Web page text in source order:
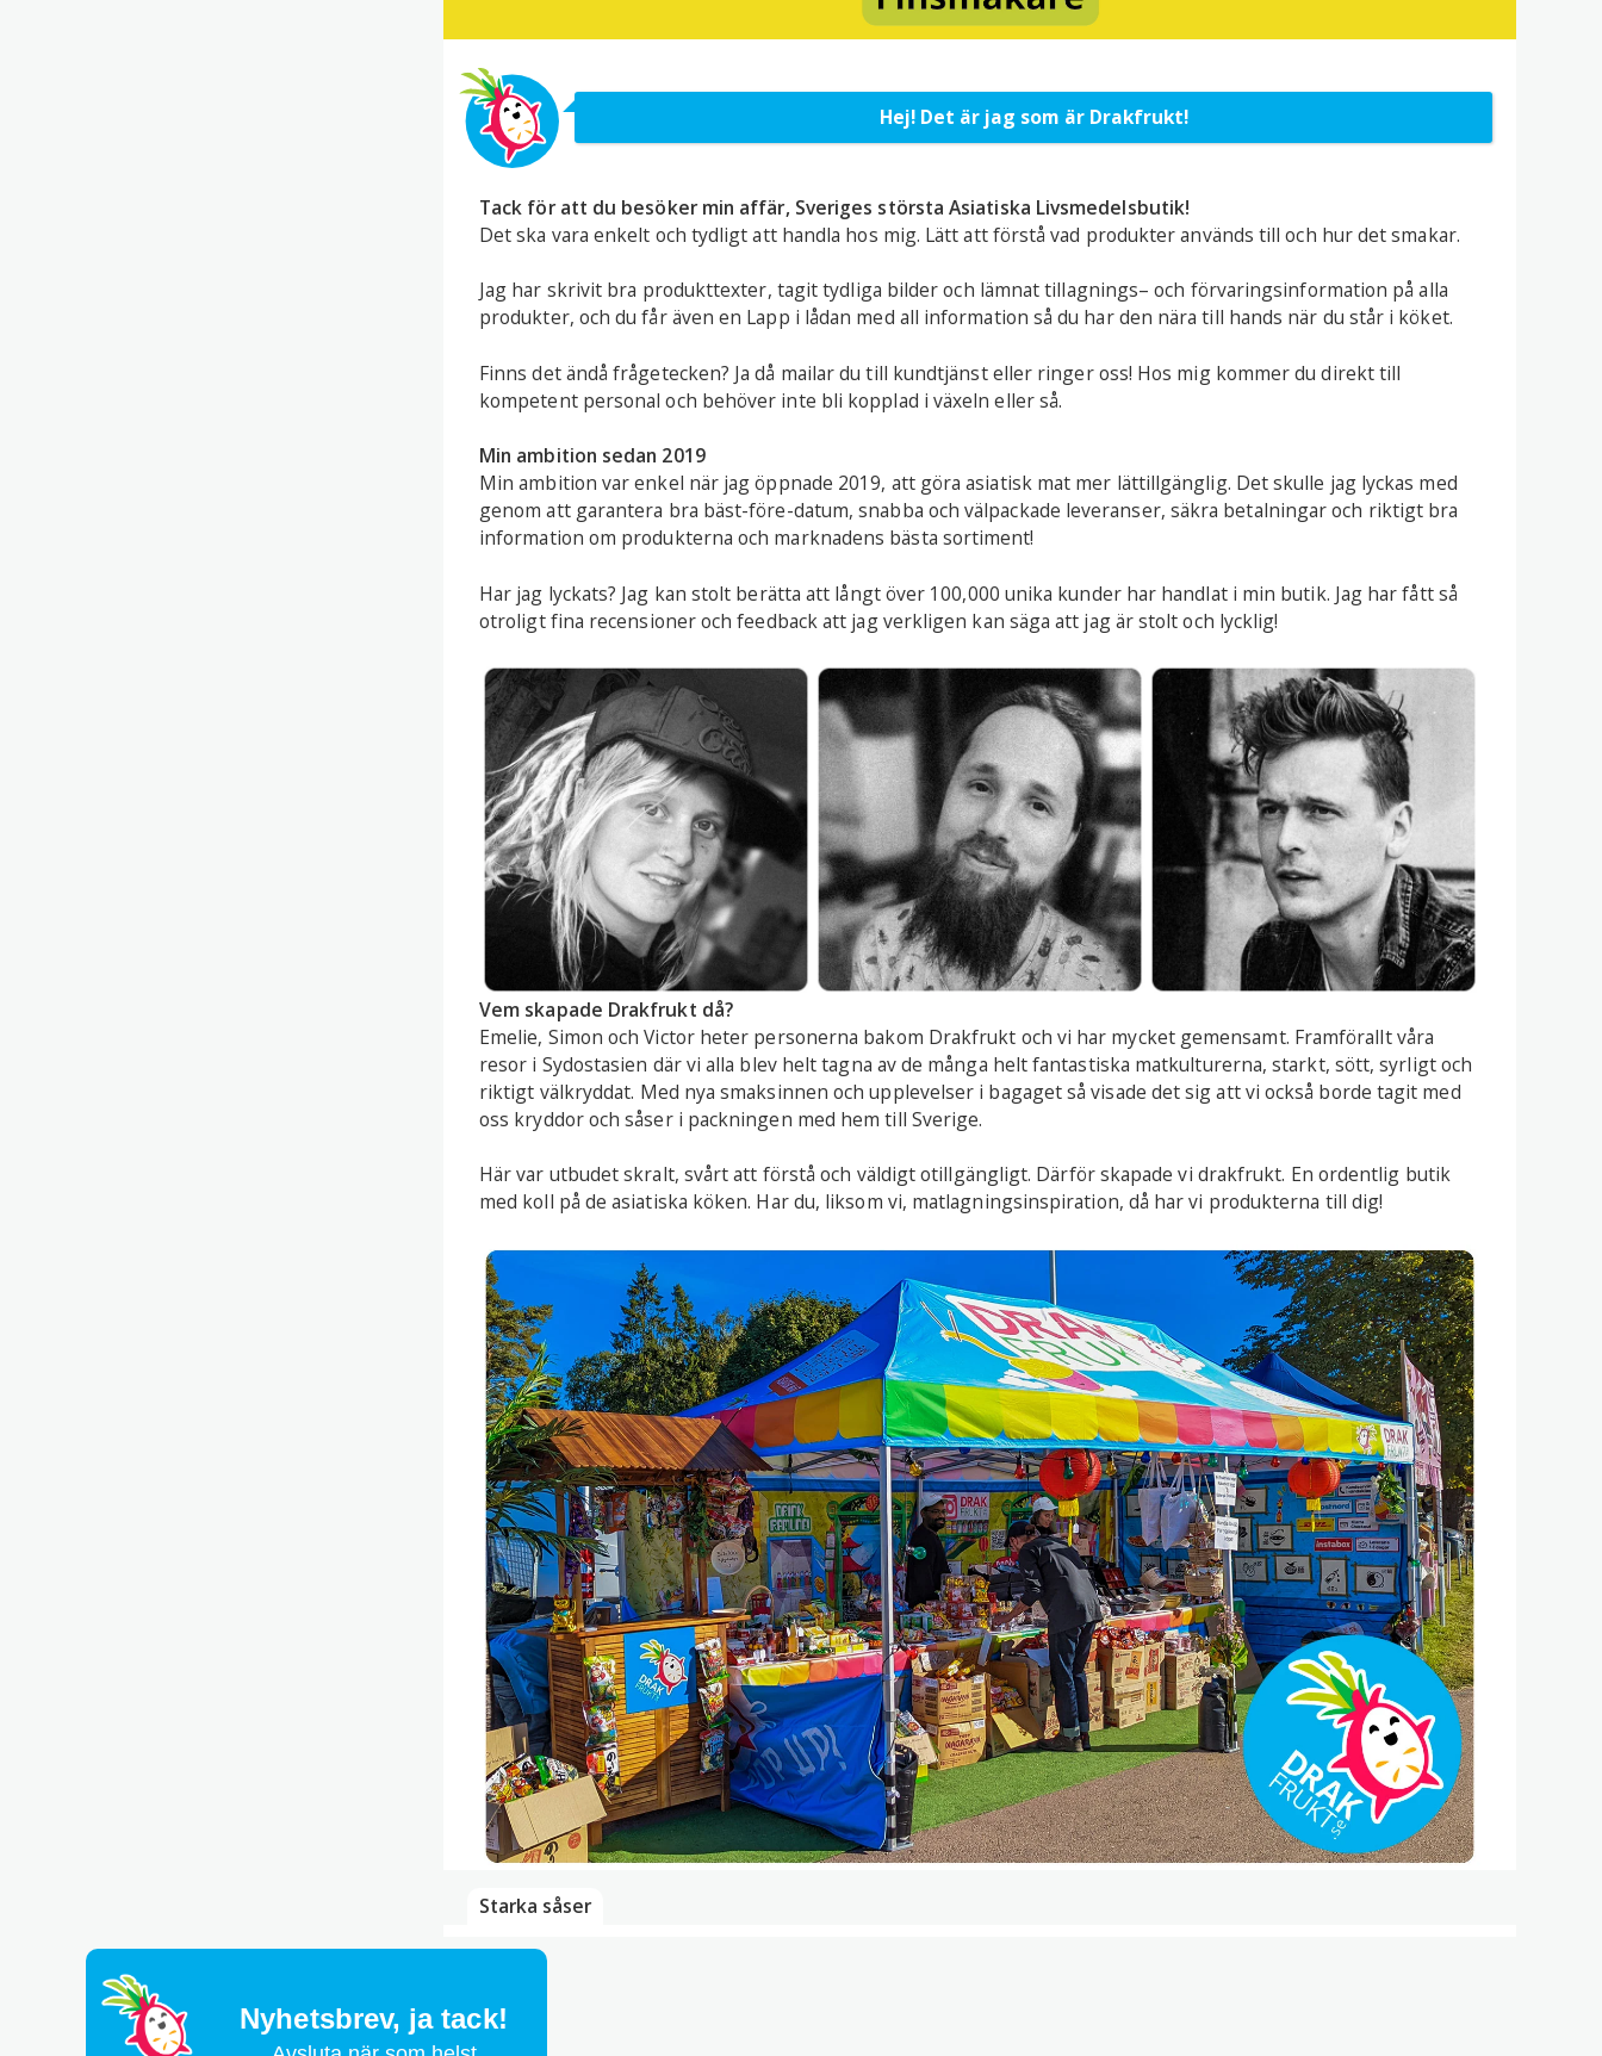
Hej! Det är jag som är Drakfrukt!
Tack för att du besöker min affär, Sveriges största Asiatiska Livsmedelsbutik!
Det ska vara enkelt och tydligt att handla hos mig. Lätt att förstå vad produkter används till och hur det smakar.
Jag har skrivit bra produkttexter, tagit tydliga bilder och lämnat tillagnings– och förvaringsinformation på alla
produkter, och du får även en Lapp i lådan med all information så du har den nära till hands när du står i köket.
Finns det ändå frågetecken? Ja då mailar du till kundtjänst eller ringer oss! Hos mig kommer du direkt till
kompetent personal och behöver inte bli kopplad i växeln eller så.
Min ambition sedan 2019
Min ambition var enkel när jag öppnade 2019, att göra asiatisk mat mer lättillgänglig. Det skulle jag lyckas med
genom att garantera bra bäst-före-datum, snabba och välpackade leveranser, säkra betalningar och riktigt bra
information om produkterna och marknadens bästa sortiment!
Har jag lyckats? Jag kan stolt berätta att långt över 100,000 unika kunder har handlat i min butik. Jag har fått så
otroligt fina recensioner och feedback att jag verkligen kan säga att jag är stolt och lycklig!
Vem skapade Drakfrukt då?
Emelie, Simon och Victor heter personerna bakom Drakfrukt och vi har mycket gemensamt. Framförallt våra
resor i Sydostasien där vi alla blev helt tagna av de många helt fantastiska matkulturerna, starkt, sött, syrligt och
riktigt välkryddat. Med nya smaksinnen och upplevelser i bagaget så visade det sig att vi också borde tagit med
oss kryddor och såser i packningen med hem till Sverige.
Här var utbudet skralt, svårt att förstå och väldigt otillgängligt. Därför skapade vi drakfrukt. En ordentlig butik
med koll på de asiatiska köken. Har du, liksom vi, matlagningsinspiration, då har vi produkterna till dig!
Starka såser
Nyhetsbrev, ja tack!
Ny kund?
Vid köp för minst 250:-
nyhetsbrev!